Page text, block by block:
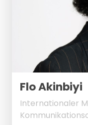
Flo Akinbiyi
Internationaler